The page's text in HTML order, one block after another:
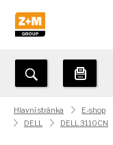
Hlavní stránka E-shop
DELL
DELL 3110CN